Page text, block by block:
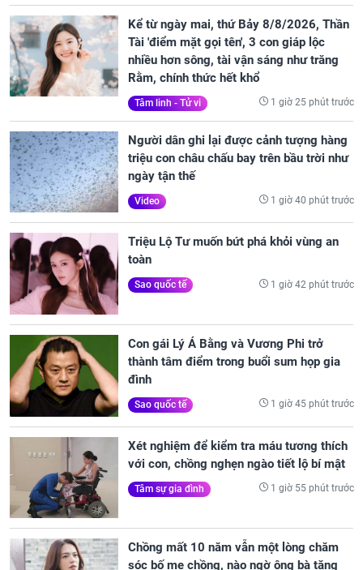
Kể từ ngày mai, thứ Bảy 8/8/2026, Thần
Tài 'điểm mặt gọi tên', 3 con giáp lộc
nhiều hơn sông, tài vận sáng như trăng
Rằm, chính thức hết khổ
Tâm linh - Tử vi 1 giờ 25 phút trước
Người dân ghi lại được cảnh tượng hàng
triệu con châu chấu bay trên bầu trời như
ngày tận thế
Video 1 giờ 40 phút trước
Triệu Lộ Tư muốn bứt phá khỏi vùng an
toàn
Sao quốc tế 1 giờ 42 phút trước
Con gái Lý Á Bằng và Vương Phi trở
thành tâm điểm trong buổi sum họp gia
đình
Sao quốc tế 1 giờ 45 phút trước
Xét nghiệm để kiểm tra máu tương thích
với con, chồng nghẹn ngào tiết lộ bí mật
Tâm sự gia đình 1 giờ 55 phút trước
Chồng mất 10 năm vẫn một lòng chăm
sóc bố mẹ chồng, nào ngờ ông bà tặng